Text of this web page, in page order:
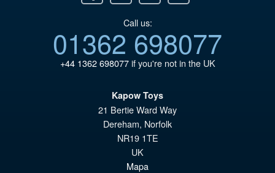
Call us:
01362 698077
+44 1362 698077if you're not in the UK
Kapow Toys
21 Bertie Ward Way
Dereham, Norfolk
NR19 1TE
UK
Mapa